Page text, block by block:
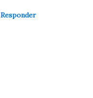
Responder